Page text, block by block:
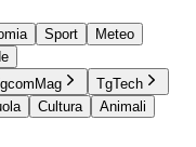
Sport
Meteo
TgTech
Cultura
Animali